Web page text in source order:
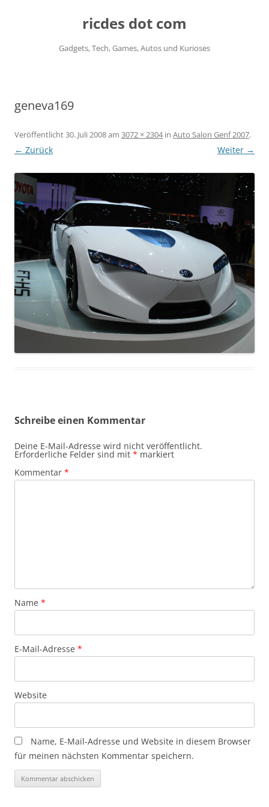
ricdes dot com
Gadgets, Tech, Games, Autos und Kurioses
geneva169
Veröffentlicht30. Juli 2008am 3072 × 2304in Auto Salon Genf 2007.
← Zurück Weiter →
Schreibe einen Kommentar
Deine E-Mail-Adresse wird nicht veröffentlicht.
Erforderliche Felder sind mit * markiert
Kommentar *
Name *
E-Mail-Adresse *
Website
Name, E-Mail-Adresse und Website in diesem Browser
für meinen nächsten Kommentar speichern.